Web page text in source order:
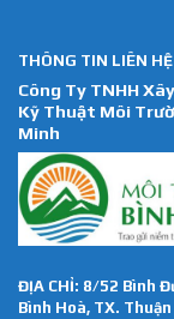
THÔNG TIN LIÊN HỆ
Công Ty TNHH
Kỹ Thuật Môi
Minh
ĐỊA CHỈ: 8/52 Bình
Bình Hoà, TX.